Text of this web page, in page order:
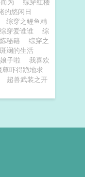
的悠闲日
综穿之鲤鱼精
综穿爱谁谁
综
秘籍
综穿之
斓的生活
子啦
我喜欢
吓得跪地求
超兽武装之开